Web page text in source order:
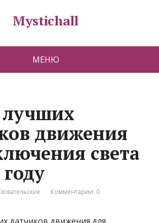
Mystichall
МЕНЮ
лучших
движения
света
Комментарии: 0